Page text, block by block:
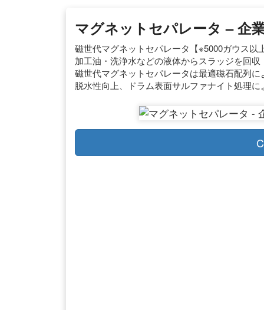
マグネットセパレータ – 企
磁世代マグネットセパレータ【※5000ガウス
加工油・洗浄水などの液体からスラッジを回
磁世代マグネットセパレータは最適磁石配列
脱水性向上、ドラム表面サルファナイト処理